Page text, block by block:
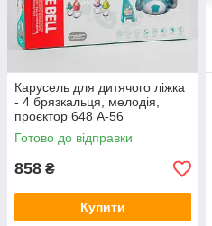
Карусель для дитячого ліжка
- 4 брязкальця, мелодія,
проєктор 648 A-56
Готово до відправки
858 ₴
Купити